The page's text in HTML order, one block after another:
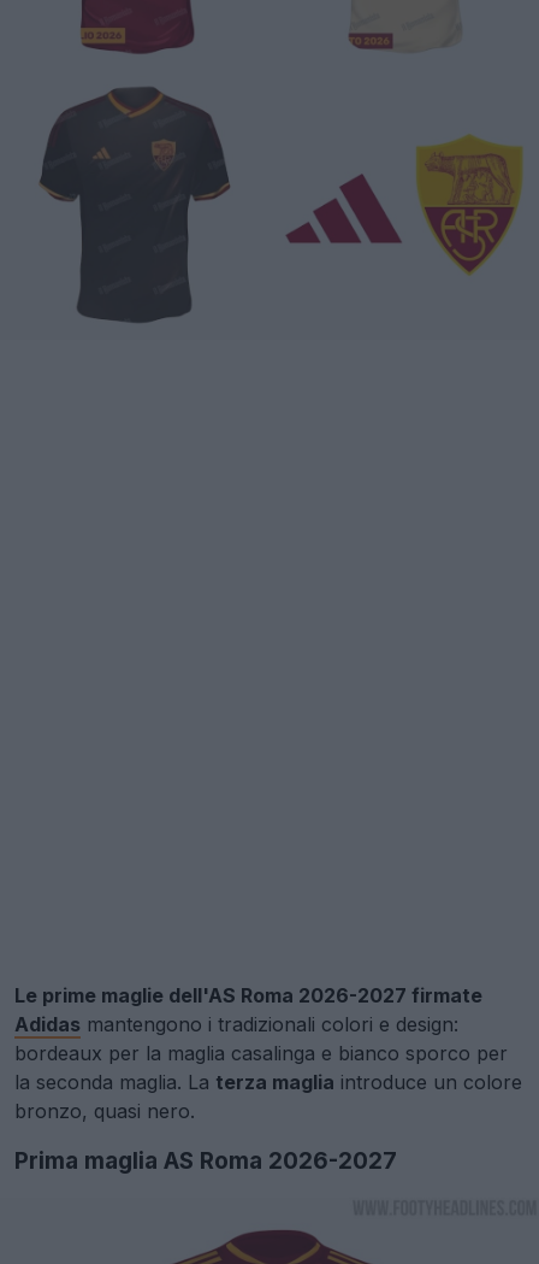
Le prime maglie dell'AS Roma 2026-2027 firmate
Adidas mantengono i tradizionali colori e design:
bordeaux per la maglia casalinga e bianco sporco per
la seconda maglia. La terza maglia introduce un colore
bronzo, quasi nero.
Prima maglia AS Roma 2026-2027